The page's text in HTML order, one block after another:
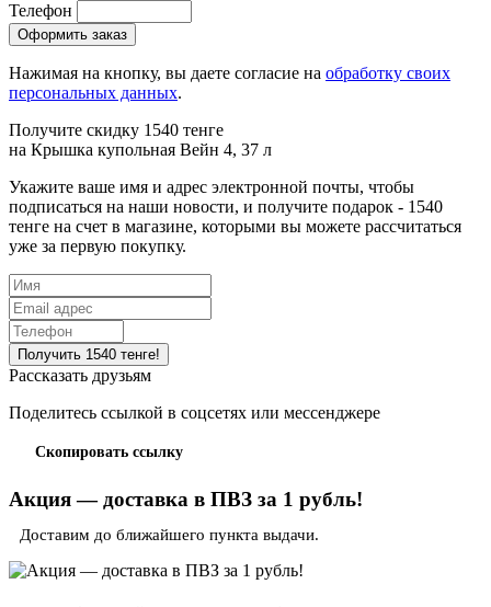
Телефон
Нажимая на кнопку, вы даете согласие на обработку своих
персональных данных.
Получите скидку 1540 тенге
на Крышка купольная Вейн 4, 37 л
Укажите ваше имя и адрес электронной почты, чтобы
подписаться на наши новости, и получите подарок - 1540
тенге на счет в магазине, которыми вы можете рассчитаться
уже за первую покупку.
Рассказать друзьям
Поделитесь ссылкой в соцсетях или мессенджере
Скопировать ссылку
Акция — доставка в ПВЗ за 1 рубль!
Доставим до ближайшего пункта выдачи.